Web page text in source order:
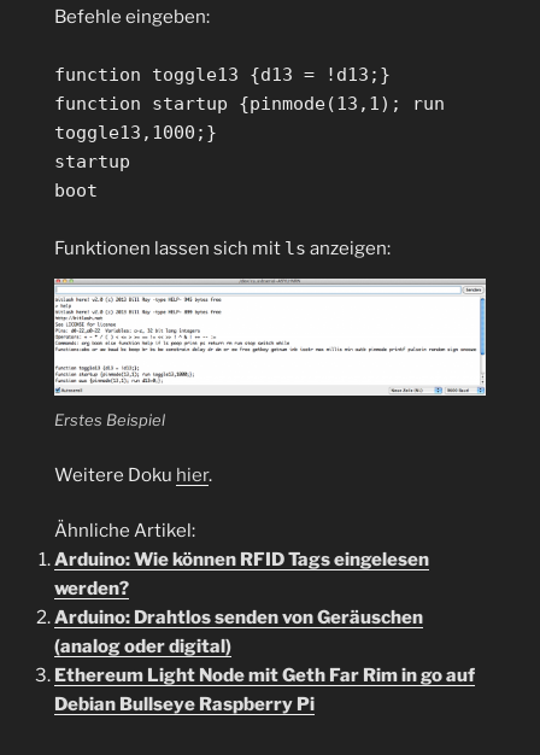
Befehle eingeben:
function toggle13 {d13 = !d13;}
function startup {pinmode(13,1); run
toggle13,1000;}
startup
boot
Funktionen lassen sich mit ls anzeigen:
Erstes Beispiel
Weitere Doku hier.
Ähnliche Artikel:
Arduino: Wie können RFID Tags eingelesen
werden?
Arduino: Drahtlos senden von Geräuschen
(analog oder digital)
Ethereum Light Node mit Geth Far Rim in go auf
Debian Bullseye Raspberry Pi